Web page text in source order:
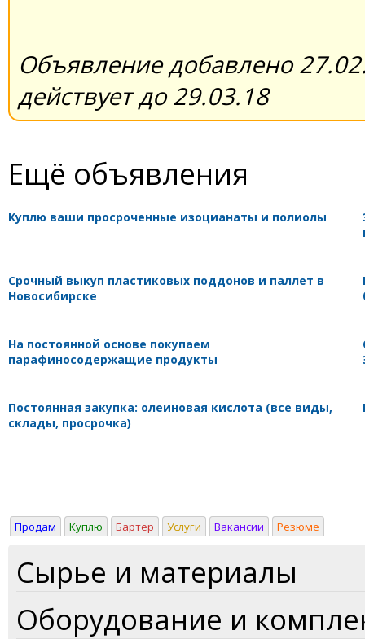
Объявление добавлено
действует до 29.03.18
Ещё объявления
Куплю ваши просроченные изоцианаты и полиолы
Срочный выкуп пластиковых поддонов и паллет в
Новосибирске
На постоянной основе покупаем
парафиносодержащие продукты
Постоянная закупка: олеиновая кислота (все виды,
склады, просрочка)
Продам Куплю Бартер Услуги Вакансии Резюме
Сырье и материалы
Оборудование и